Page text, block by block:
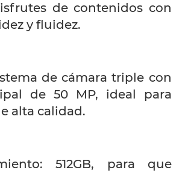
de contenidos con
y fluidez.
de cámara triple con
de 50 MP, ideal para
alta calidad.
512GB, para que